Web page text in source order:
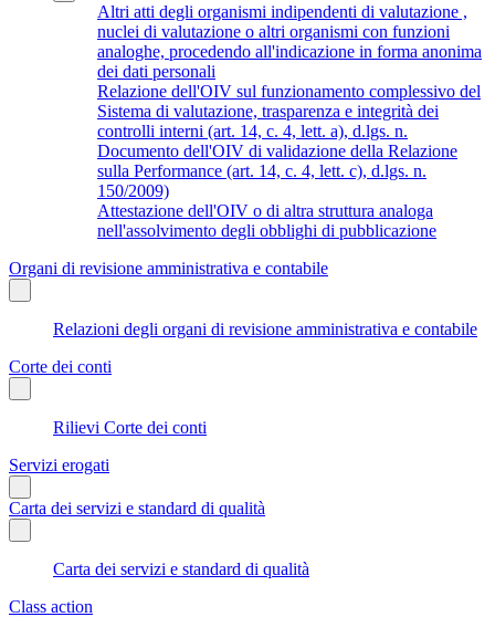
Altri atti degli organismi indipendenti di valutazione ,
nuclei di valutazione o altri organismi con funzioni
analoghe, procedendo all'indicazione in forma anonima
dei dati personali
Relazione dell'OIV sul funzionamento complessivo del
Sistema di valutazione, trasparenza e integrità dei
controlli interni (art. 14, c. 4, lett. a), d.lgs. n.
Documento dell'OIV di validazione della Relazione
sulla Performance (art. 14, c. 4, lett. c), d.lgs. n.
150/2009)
Attestazione dell'OIV o di altra struttura analoga
nell'assolvimento degli obblighi di pubblicazione
Organi di revisione amministrativa e contabile
Relazioni degli organi di revisione amministrativa e contabile
Corte dei conti
Rilievi Corte dei conti
Servizi erogati
Carta dei servizi e standard di qualità
Carta dei servizi e standard di qualità
Class action